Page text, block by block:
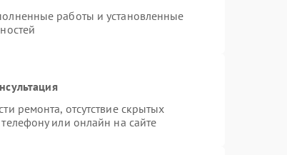
работы и установленные
ремонта, отсутствие скрытых
или онлайн на сайте